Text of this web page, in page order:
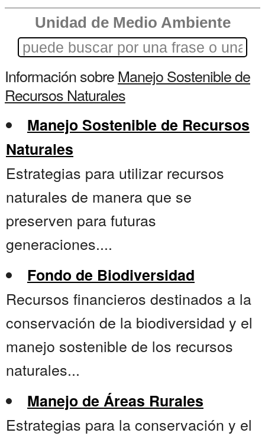
Unidad de Medio Ambiente
Información sobreManejo Sostenible de
Recursos Naturales
Manejo Sostenible de Recursos
Naturales
Estrategias para utilizar recursos
naturales de manera que se
preserven para futuras
generaciones....
Fondo de Biodiversidad
Recursos financieros destinados a la
conservación de la biodiversidad y el
manejo sostenible de los recursos
naturales...
Manejo de Áreas Rurales
Estrategias para la conservación y el